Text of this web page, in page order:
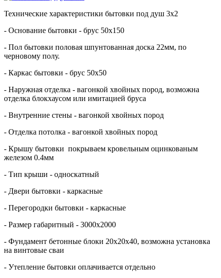
Технические характеристики бытовки под душ 3х2
- Основание бытовки - брус 50х150
- Пол бытовки половая шпунтованная доска 22мм, по
черновому полу.
- Каркас бытовки - брус 50х50
- Наружная отделка - вагонкой хвойных пород, возможна
отделка блокхаусом или имитацией бруса
- Внутренние стены - вагонкой хвойных пород
- Отделка потолка - вагонкой хвойных пород
- Крышу бытовки покрываем кровельным оцинкованым
железом 0.4мм
- Тип крыши - односкатный
- Двери бытовки - каркасные
- Перегородки бытовки - каркасные
- Размер габаритный - 3000х2000
- Фундамент бетонные блоки 20х20х40, возможна установка
на винтовые сваи
- Утепление бытовки оплачивается отдельно